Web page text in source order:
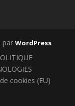
WordPress
cookies (EU)